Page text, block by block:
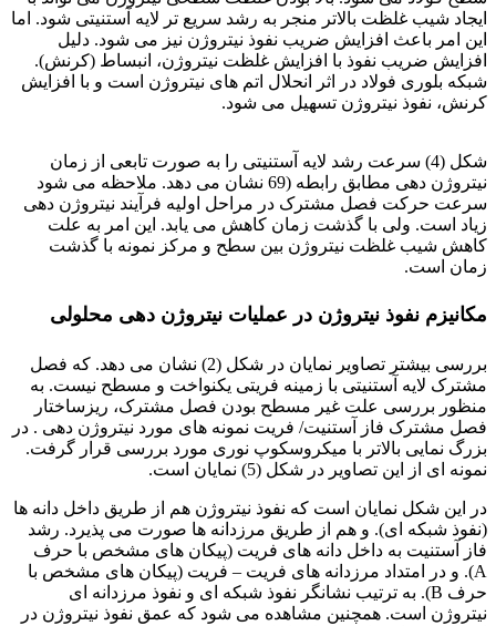
ایجاد شیب غلظت بالاتر منجر به رشد سریع تر لایه آستنیتی شود. اما
این امر باعث افزایش ضریب نفوذ نیتروژن نیز می شود. دلیل
افزایش ضریب نفوذ با افزایش غلظت نیتروژن، انبساط (کرنش).
شبکه بلوری فولاد در اثر انحلال اتم های نیتروژن است و با افزایش
کرنش، نفوذ نیتروژن تسهیل می شود.
شکل (4) سرعت رشد لایه آستنیتی را به صورت تابعی از زمان
نیتروژن دهی مطابق رابطه (69 نشان می دهد. ملاحظه می شود
سرعت حرکت فصل مشترک در مراحل اولیه فرآیند نیتروژن دهی
زیاد است. ولی با گذشت زمان کاهش می یابد. این امر به علت
کاهش شیب غلظت نیتروژن بین سطح و مرکز نمونه با گذشت
زمان است.
مکانیزم نفوذ نیتروژن در عملیات نیتروژن دهی محلولی
بررسی بیشتر تصاویر نمایان در شکل (2) نشان می دهد. که فصل
مشترک لایه آستنیتی با زمینه فریتی یکنواخت و مسطح نیست. به
منظور بررسی علت غیر مسطح بودن فصل مشترک، ریزساختار
فصل مشترک فاز آستنیت/ فریت نمونه های مورد نیتروژن دهی . در
بزرگ نمایی بالاتر با میکروسکوپ نوری مورد بررسی قرار گرفت.
نمونه ای از این تصاویر در شکل (5) نمایان است.
در این شکل نمایان است که نفوذ نیتروژن هم از طریق داخل دانه ها
(نفوذ شبکه ای). و هم از طریق مرزدانه ها صورت می پذیرد. رشد
فاز آستنیت به داخل دانه های فریت (پیکان های مشخص با حرف
A). و در امتداد مرزدانه های فریت – فریت (پیکان های مشخص با
حرف B). به ترتیب نشانگر نفوذ شبکه ای و نفوذ مرزدانه ای
نیتروژن است. همچنین مشاهده می شود که عمق نفوذ نیتروژن در